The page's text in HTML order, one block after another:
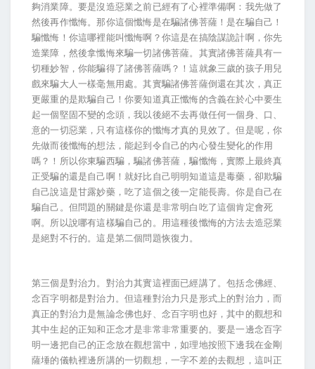
夠消業障。要是沒造惡業之前已經有了心裡準備啊：我先做了
然後再作懺悔。那你這個懺悔是在騙諸佛菩薩！是在騙自己！
騙懺悔！你這哪裡能叫懺悔啊？你這是在搞陰謀詭計啊，你先
造業障，然後拿懺悔來騙一切諸佛菩薩。其實諸佛菩薩具有一
切種妙智，你能騙得了諸佛菩薩嗎？！這就象三歲的孩子用兒
戲來騙大人一樣毫無用處。其實騙諸佛菩薩倒還在其次，真正
更嚴重的是欺騙自己！你要知道真正懺悔的含義在於心中要生
起一個堅固不變的念頭，我以後絕不去再做任何一個身、口、
意的一切惡業，只有這樣你的懺悔才真的見效了。但是呢，你
先做而後懺悔的想法，能起到令自己的內心發生變化的作用
嗎？！所以你東騙西騙，騙諸佛菩薩，騙懺悔，實際上最終真
正受騙的還是自己啊！就好比自己明明知道這是毒藥，卻欺騙
自己說這是甘露妙藥，吃了這個之後一定能長壽。你是自己在
騙自己。但問題的關鍵是你還是非常明白吃了這個肯定會死
啊。所以說哪有這樣騙自己的。用這種後懺悔的方法去造惡業
是絕對不行的。這是第二個問題恢復力。
第三個是對治力。對治力其實這裡面已經講了。包括念佛經、
念百字明都是對治力。但這種對治力只是形式上的對治力，而
真正的對治力是無論念佛也好、念百字明也好，其中的觀想和
其中生起的正知和正念才是非常非常重要的。要是一邊念百字
明一邊把自己的正念放在觀想當中，如理地按照下邊我在金剛
薩埵的儀軌裡邊所講的一切觀想，一字不差的去觀想，這叫正